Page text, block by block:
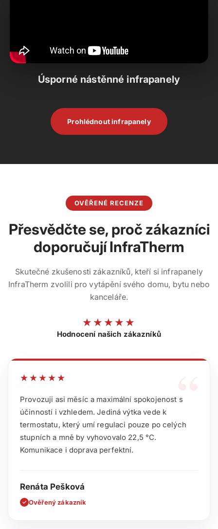
Úsporné nástěnné infrapanely
Prohlédnout infrapanely
OVĚŘENÉ RECENZE
Přesvědčte se, proč zákazníci
doporučují InfraTherm
Skutečné zkušenosti zákazníků, kteří si infrapanely
InfraTherm zvolili pro vytápění svého domu, bytu nebo
kanceláře.
★★★★★
Hodnocení našich zákazníků
“
★★★★★
Provozuji asi měsíc a maximální spokojenost s
účinností i vzhledem. Jediná výtka vede k
termostatu, který umí regulaci pouze po celých
stupních a mně by vyhovovalo 22,5 °C.
Komunikace i doprava perfektní.
Renáta Pešková
✓ Ověřený zákazník